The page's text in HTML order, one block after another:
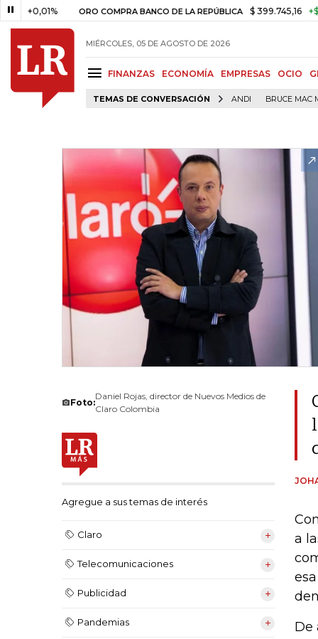
ORO COMPRA BANCO DE LA REPÚBLICA $ 399.745,16 +$
MIÉRCOLES, 05 DE AGOSTO DE 2026
FINANZAS ECONOMÍA EMPRESAS OCIO
TEMAS DE CONVERSACIÓN ANDI BRUCE MAC
Foto:
Daniel Rojas, director de Nuevos Medios de
Claro Colombia
Agregue a sus temas de interés
Claro
Telecomunicaciones
Publicidad
Pandemias
a
De